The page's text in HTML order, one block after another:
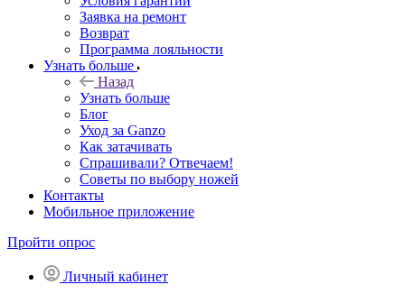
Заявка на ремонт
Возврат
Программа лояльности
Узнать больше
Назад
Узнать больше
Блог
Уход за Ganzo
Как затачивать
Спрашивали? Отвечаем!
Советы по выбору ножей
Контакты
Мобильное приложение
Пройти опрос
Личный кабинет